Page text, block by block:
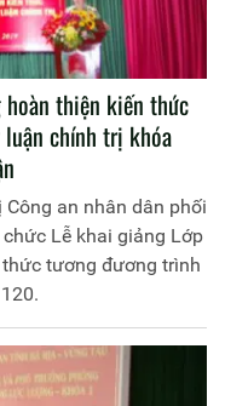
thiện kiến thức
chính trị khóa
an nhân dân phối
Lễ khai giảng Lớp
tương đương trình